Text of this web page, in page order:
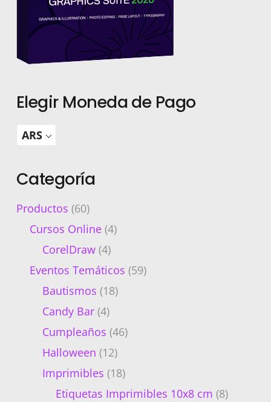
Elegir Moneda de Pago
ARS
Categoría
Productos (60)
Cursos Online (4)
CorelDraw (4)
Eventos Temáticos (59)
Bautismos (18)
Candy Bar (4)
Cumpleaños (46)
Halloween (12)
Imprimibles (18)
Etiquetas Imprimibles 10x8 cm (8)